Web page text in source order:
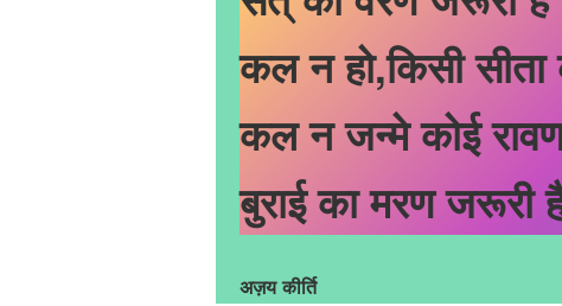
कल न हो,किसी
कल न जन्मे कोई
बुराई का मरण जरूरी
अज़य कीर्ति